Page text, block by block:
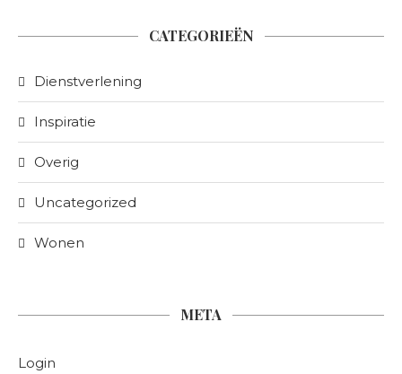
CATEGORIEËN
Dienstverlening
Inspiratie
Overig
Uncategorized
Wonen
META
Login